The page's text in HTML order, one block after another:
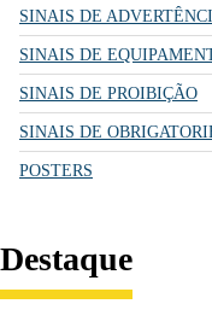
SINAIS DE
SINAIS DE
SINAIS DE PROIBIÇÃO
SINAIS DE
POSTERS
Destaque